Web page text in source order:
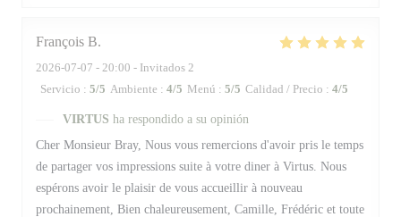
François B
2026-07-07 - 20:00 - Invitados 2
Servicio : 5/5 Ambiente : 4/5 Menú : 5/5 Calidad / Precio : 4/5
VIRTUS ha respondido a su opinión
Cher Monsieur Bray, Nous vous remercions d'avoir pris le temps
de partager vos impressions suite à votre diner à Virtus. Nous
espérons avoir le plaisir de vous accueillir à nouveau
prochainement, Bien chaleureusement, Camille, Frédéric et toute